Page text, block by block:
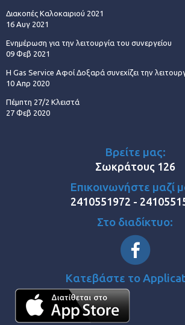
Διακοπές Καλοκαιριού 2021
16 Αυγ 2021
Ενημέρωση για την λειτουργία του συνεργείου
09 Φεβ 2021
Η Gas Service Αφοί Δοξαρά συνεχίζει την
10 Απρ 2020
Πέμπτη 27/2 Κλειστά
27 Φεβ 2020
Βρείτε μας:
Σωκράτους 126
Επικοινωνήστε μαζί
2410551972 -
Στο διαδίκτυο:
Κατεβάστε το